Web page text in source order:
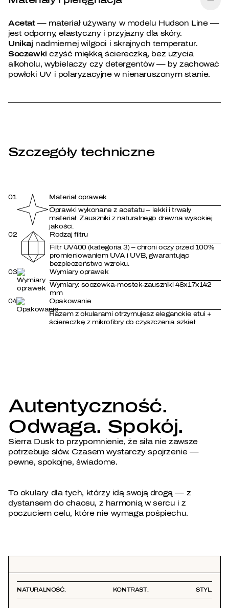
Acetat— materiał używany w modelu Hudson Line —
jest odporny, elastyczny i przyjazny dla skóry.
Unikaj nadmiernej wilgoci i skrajnych temperatur.
Soczewki czyść miękką ściereczką, bez użycia
alkoholu, wybielaczy czy detergentów — by zachować
powłoki UV i polaryzacyjne w nienaruszonym stanie.
Szczegóły techniczne
01
Materiał oprawek
Oprawki wykonane z acetatu – lekki i trwały
materiał. Zauszniki z naturalnego drewna wysokiej
jakości.
02
Rodzaj filtru
Filtr UV400 (kategoria 3) – chroni oczy przed 100%
promieniowaniem UVA i UVB, gwarantując
bezpieczeństwo wzroku.
03
Wymiary oprawek
Wymiary: soczewka-mostek-zauszniki 48x17x142
mm
04
Opakowanie
Razem z okularami otrzymujesz eleganckie etui +
ściereczkę z mikrofibry do czyszczenia szkieł
Autentyczność.
Odwaga. Spokój.
Sierra Dusk to przypomnienie, że siła nie zawsze
potrzebuje słów. Czasem wystarczy spojrzenie —
pewne, spokojne, świadome.
To okulary dla tych, którzy idą swoją drogą — z
dystansem do chaosu, z harmonią w sercu i z
poczuciem celu, które nie wymaga pośpiechu.
NATURALNOŚĆ. KONTRAST. STYL.